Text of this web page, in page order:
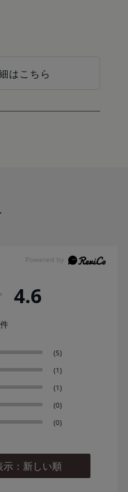
はこちら
4.6
件
(5)
(1)
(1)
(0)
(0)
示：新しい順